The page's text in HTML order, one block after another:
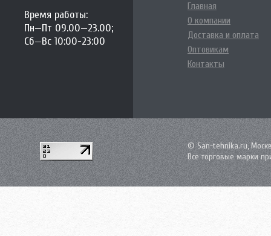
Время работы:
Пн—Пт 09.00—23.00;
Сб—Вс 10:00-23:00
Главная
О компании
Доставка и оплата
Оптовикам
Контакты
© San-tehnika.ru,
Все торговые марки